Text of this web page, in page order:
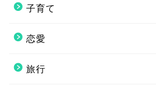
子育て
恋愛
旅行